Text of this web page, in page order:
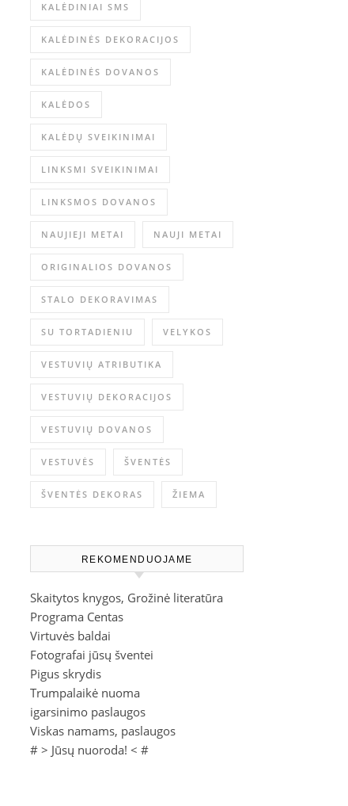
KALĖDINIAI SMS
KALĖDINĖS DEKORACIJOS
KALĖDINĖS DOVANOS
KALĖDOS
KALĖDŲ SVEIKINIMAI
LINKSMI SVEIKINIMAI
LINKSMOS DOVANOS
NAUJIEJI METAI NAUJI METAI
ORIGINALIOS DOVANOS
STALO DEKORAVIMAS
SU TORTADIENIU VELYKOS
VESTUVIŲ ATRIBUTIKA
VESTUVIŲ DEKORACIJOS
VESTUVIŲ DOVANOS
VESTUVĖS ŠVENTĖS
ŠVENTĖS DEKORAS ŽIEMA
REKOMENDUOJAME
Skaitytos knygos, Grožinė literatūra
Programa Centas
Virtuvės baldai
Fotografai jūsų šventei
Pigus skrydis
Trumpalaikė nuoma
igarsinimo paslaugos
Viskas namams, paslaugos
# > Jūsų nuoroda! < #